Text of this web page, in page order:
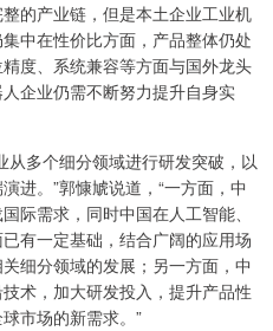
的产业链，但是本土企业工业机
中在性价比方面，产品整体仍处
度、系统兼容等方面与国外龙头
企业仍需不断努力提升自身实
从多个细分领域进行研发突破，以
进。”郭慷虓说道，“一方面，中
际需求，同时中国在人工智能、
有一定基础，结合广阔的应用场
细分领域的发展；另一方面，中
术，加大研发投入，提升产品性
市场的新需求。”